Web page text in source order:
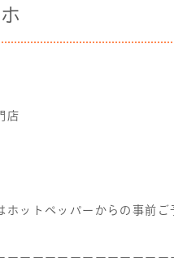
店
ットペッパーからの事前ご
ーーーーーーーーーーーー